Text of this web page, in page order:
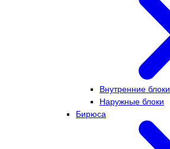
Внутренние блоки
Наружные блоки
Бирюса